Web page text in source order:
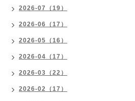
2026-07（19）
2026-06（17）
2026-05（16）
2026-04（17）
2026-03（22）
2026-02（17）